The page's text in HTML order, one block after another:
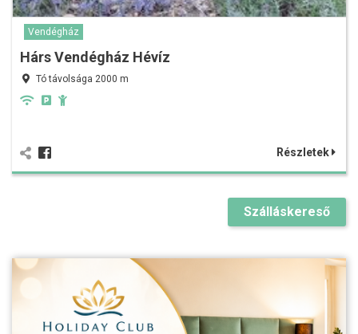
Vendégház
Hárs Vendégház Hévíz
Tó távolsága 2000 m
Részletek
Szálláskereső